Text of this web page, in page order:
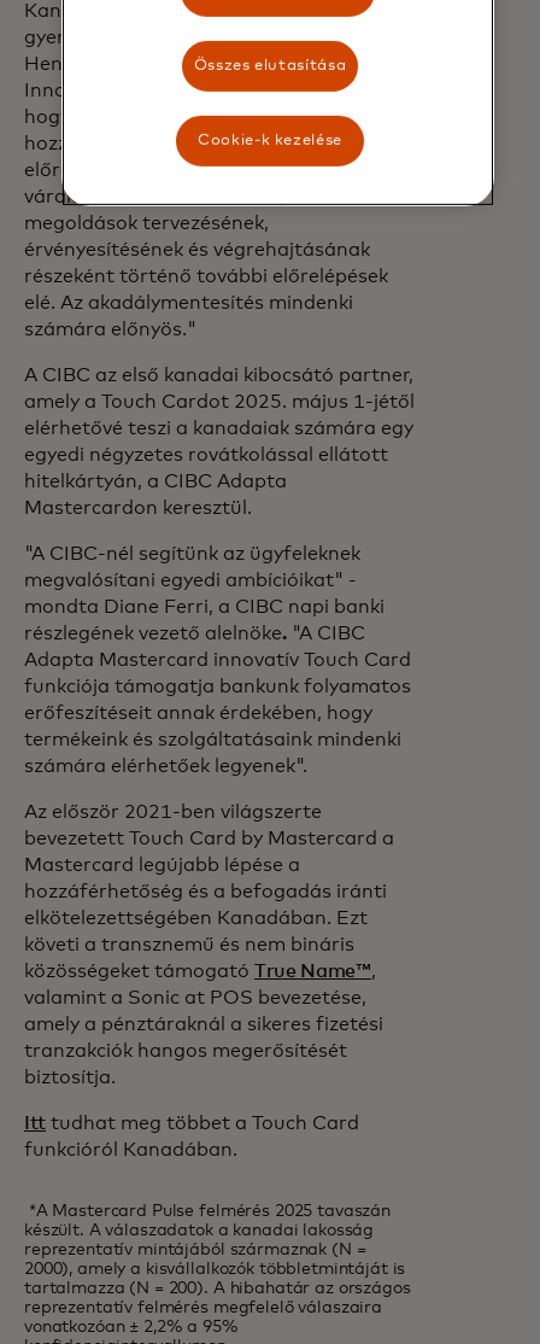
Kanadában a vakok, siketvakok vagy
gyengénlátók számára," mondta Wayne
Henshall, a CNIB Partnerségek &
Innováció igazgatója. "Nagyra értékeljük,
hogy a Mastercard beépítette a
hozzáférhetőséget új betéti, hitel- és
előre fizetett kártyáinak tervezésébe, és
várakozással tekintünk az ilyen
megoldások tervezésének,
érvényesítésének és végrehajtásának
részeként történő további előrelépések
elé. Az akadálymentesítés mindenki
számára előnyös."
A CIBC az első kanadai kibocsátó partner,
amely a Touch Cardot 2025. május 1-jétől
elérhetővé teszi a kanadaiak számára egy
egyedi négyzetes rovátkolással ellátott
hitelkártyán, a CIBC Adapta
Mastercardon keresztül.
"A CIBC-nél segítünk az ügyfeleknek
megvalósítani egyedi ambícióikat" -
mondta Diane Ferri, a CIBC napi banki
részlegének vezető alelnöke. "A CIBC
Adapta Mastercard innovatív Touch Card
funkciója támogatja bankunk folyamatos
erőfeszítéseit annak érdekében, hogy
termékeink és szolgáltatásaink mindenki
számára elérhetőek legyenek".
Az először 2021-ben világszerte
bevezetett Touch Card by Mastercard a
Mastercard legújabb lépése a
hozzáférhetőség és a befogadás iránti
elkötelezettségében Kanadában. Ezt
követi a transznemű és nem bináris
közösségeket támogató True Name™,
valamint a Sonic at POS bevezetése,
amely a pénztáraknál a sikeres fizetési
tranzakciók hangos megerősítését
biztosítja.
Itt tudhat meg többet a Touch Card
funkcióról Kanadában.
*A Mastercard Pulse felmérés 2025 tavaszán
készült. A válaszadatok a kanadai lakosság
reprezentatív mintájából származnak (N =
2000), amely a kisvállalkozók többletmintáját is
tartalmazza (N = 200). A hibahatár az országos
reprezentatív felmérés megfelelő válaszaira
vonatkozóan ± 2,2% a 95%
Összes elutasítása
Cookie-k kezelése